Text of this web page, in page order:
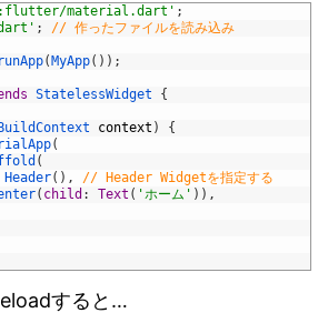
material.dart' ;
; // 作ったファイルを読み込み
runApp(MyApp( ) ) ;
StatelessWidget
{
context )
{
(
(
Header( ) ,
// Header Widgetを指定する
( child : Text ( 'ホーム' ) ) ,
すると…